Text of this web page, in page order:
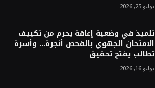
يوليو 25, 2026
تلميذ في وضعية إعاقة يحرم من تكييف
الامتحان الجهوي بالفحص أنجرة… وأسرة
تطالب بفتح تحقيق
يوليو 16, 2026